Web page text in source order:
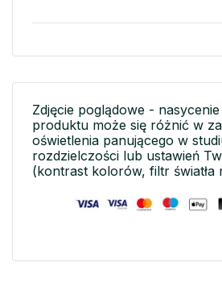
Zdjęcie poglądowe -
produktu może się różnić w
oświetlenia panującego w
rozdzielczości lub ustawień
(kontrast kolorów, filtr światła